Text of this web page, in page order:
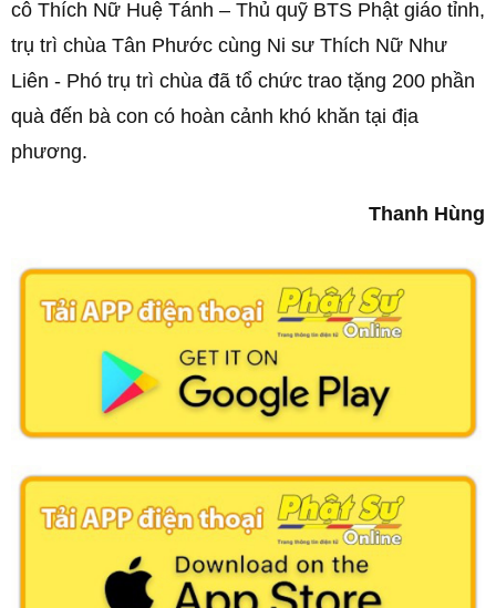
cô Thích Nữ Huệ Tánh – Thủ quỹ BTS Phật giáo tỉnh,
trụ trì chùa Tân Phước cùng Ni sư Thích Nữ Như
Liên - Phó trụ trì chùa đã tổ chức trao tặng 200 phần
quà đến bà con có hoàn cảnh khó khăn tại địa
phương.
Thanh Hùng